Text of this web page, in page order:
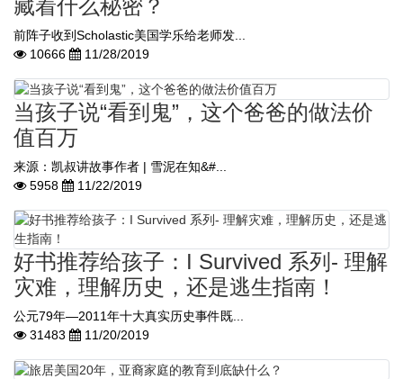
藏着什么秘密？
前阵子收到Scholastic美国学乐给老师发...
10666
11/28/2019
当孩子说“看到鬼”，这个爸爸的做法价
值百万
来源：凯叔讲故事作者 | 雪泥在知&#...
5958
11/22/2019
好书推荐给孩子：I Survived 系列- 理解
灾难，理解历史，还是逃生指南！
公元79年—2011年十大真实历史事件既...
31483
11/20/2019